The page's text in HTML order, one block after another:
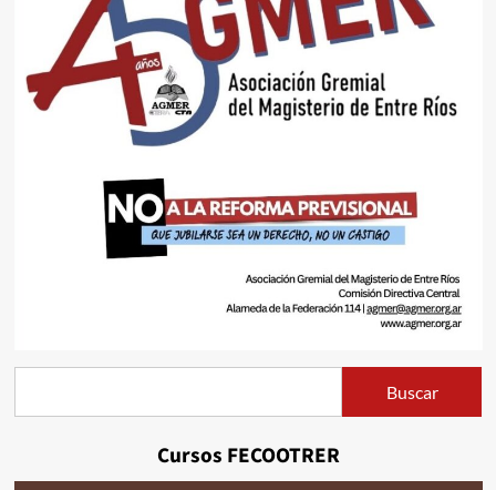
Buscar
Cursos FECOOTRER